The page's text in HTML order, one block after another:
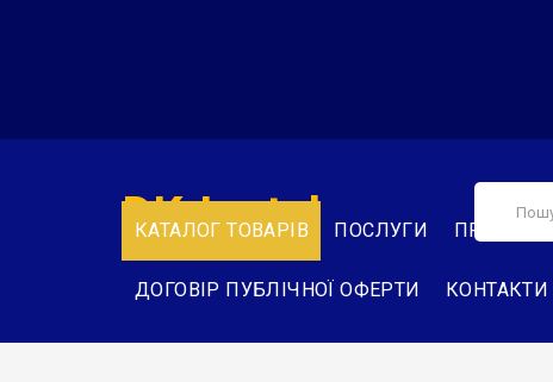
КАТАЛОГ ТОВАРІВ ПОСЛУГИ ПРО НАС
ДОГОВІР ПУБЛІЧНОЇ ОФЕРТИ КОНТАКТИ
DK-Instal